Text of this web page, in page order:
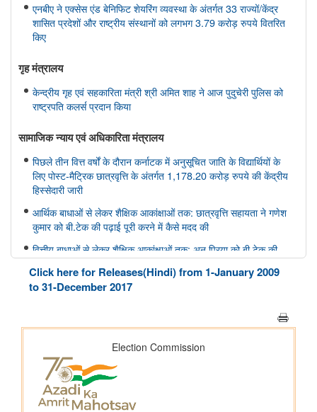
एनबीए ने एक्सेस एंड बेनिफिट शेयरिंग व्यवस्था के अंतर्गत 33 राज्यों/केंद्र
शासित प्रदेशों और राष्ट्रीय संस्थानों को लगभग 3.79 करोड़ रुपये वितरित
किए
गृह मंत्रालय
केन्द्रीय गृह एवं सहकारिता मंत्री श्री अमित शाह ने आज पुदुचेरी पुलिस को
राष्ट्रपति कलर्स प्रदान किया
सामाजिक न्‍याय एवं अधिकारिता मंत्रालय
पिछले तीन वित्त वर्षों के दौरान कर्नाटक में अनुसूचित जाति के विद्यार्थियों के
लिए पोस्ट-मैट्रिक छात्रवृत्ति के अंतर्गत 1,178.20 करोड़ रुपये की केंद्रीय
हिस्सेदारी जारी
आर्थिक बाधाओं से लेकर शैक्षिक आकांक्षाओं तक: छात्रवृत्ति सहायता ने गणेश
कुमार को बी.टेक की पढ़ाई पूरी करने में कैसे मदद की
वित्तीय बाधाओं से लेकर शैक्षिक आकांक्षाओं तक: अनु प्रिया को बी.टेक की
पढ़ाई पूरी करने में छात्रवृत्ति सहायता ने कैसे मदद की
वित्तीय बाधाओं से लेकर तकनीकी आकांक्षाओं तक: यारा महेश को बी.टेक की
अन्य
केंद्रीकृत जन शिकायत निवारण और निगरानी प्रणाली (सीपीग्राम)
Click here for Releases(Hindi) from 1-January 2009
to 31-December 2017